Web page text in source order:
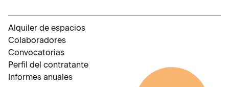
Alquiler de espacios
Colaboradores
Convocatorias
Perfil del contratante
Informes anuales